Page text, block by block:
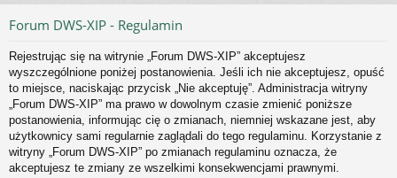
IN
K
S
Forum DWS-XIP - Regulamin
Rejestrując się na witrynie „Forum DWS-XIP” akceptujesz
wyszczególnione poniżej postanowienia. Jeśli ich nie akceptujesz, opuść
to miejsce, naciskając przycisk „Nie akceptuję”. Administracja witryny
„Forum DWS-XIP” ma prawo w dowolnym czasie zmienić poniższe
postanowienia, informując cię o zmianach, niemniej wskazane jest, aby
użytkownicy sami regularnie zaglądali do tego regulaminu. Korzystanie z
witryny „Forum DWS-XIP” po zmianach regulaminu oznacza, że
akceptujesz te zmiany ze wszelkimi konsekwencjami prawnymi.